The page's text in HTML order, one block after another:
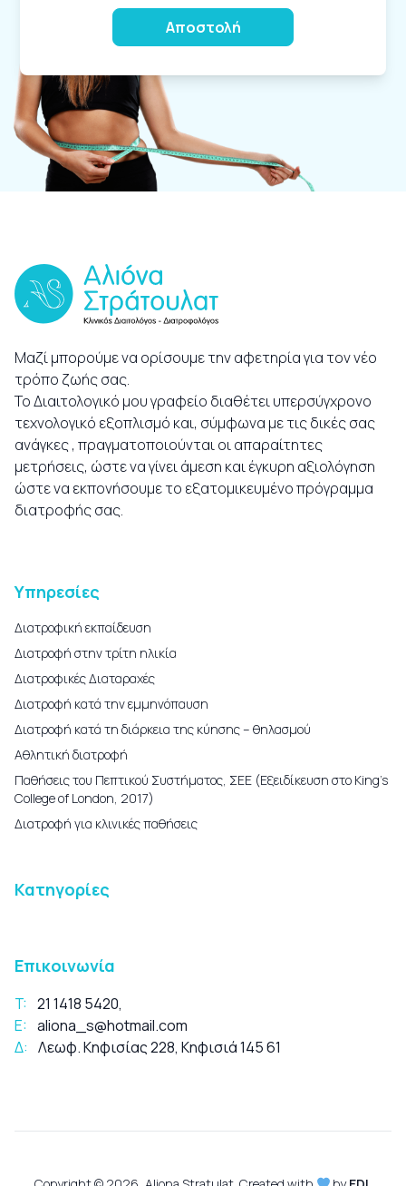
Μαζί μπορούμε να ορίσουμε την αφετηρία για τον νέο
τρόπο ζωής σας.
Το Διαιτολογικό μου γραφείο διαθέτει υπερσύγχρονο
τεχνολογικό εξοπλισμό και, σύμφωνα με τις δικές σας
ανάγκες , πραγματοποιούνται οι απαραίτητες
μετρήσεις, ώστε να γίνει άμεση και έγκυρη αξιολόγηση
ώστε να εκπονήσουμε το εξατομικευμένο πρόγραμμα
διατροφής σας.
Υπηρεσίες
Διατροφική εκπαίδευση
Διατροφή στην τρίτη ηλικία
Διατροφικές Διαταραχές
Διατροφή κατά την εμμηνόπαυση
Διατροφή κατά τη διάρκεια της κύησης – θηλασμού
Αθλητική διατροφή
Παθήσεις του Πεπτικού Συστήματος, ΣΕΕ (Εξειδίκευση στο King’s
College of London, 2017)
Διατροφή για κλινικές παθήσεις
Κατηγορίες
Επικοινωνία
T: 21 1418 5420,
E: aliona_s@hotmail.com
Δ: Λεωφ. Κηφισίας 228, Κηφισιά 145 61